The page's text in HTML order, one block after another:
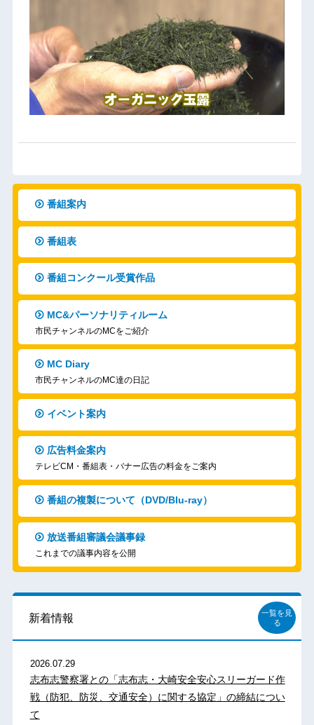
番組案内
番組表
番組コンクール受賞作品
MC&パーソナリティルーム
市民チャンネルのMCをご紹介
MC Diary
市民チャンネルのMC達の日記
イベント案内
広告料金案内
テレビCM・番組表・バナー広告の料金をご案内
番組の複製について（DVD/Blu-ray）
放送番組審議会議事録
これまでの議事内容を公開
新着情報
一覧を見
る
2026.07.29
志布志警察署との「志布志・大崎安全安心スリーガード作
戦（防犯、防災、交通安全）に関する協定」の締結につい
て